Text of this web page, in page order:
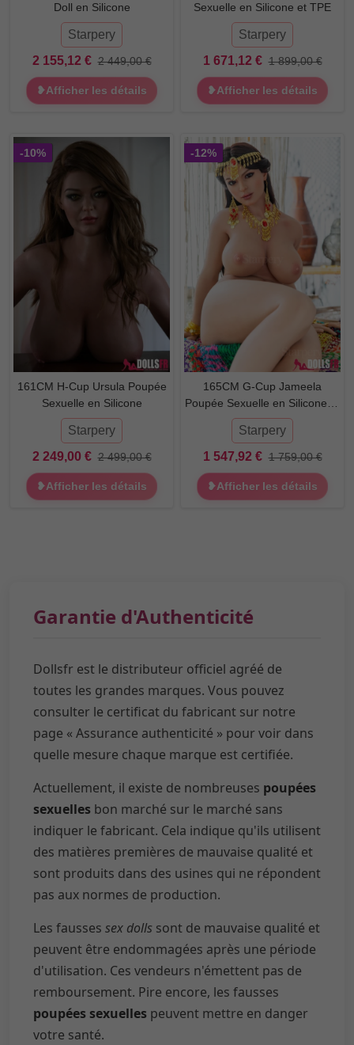
Doll en Silicone
Starpery
2 155,12 € 2 449,00 €
❥Afficher les détails
Sexuelle en Silicone et TPE
Starpery
1 671,12 € 1 899,00 €
❥Afficher les détails
-10%
161CM H-Cup Ursula Poupée
Sexuelle en Silicone
Starpery
2 249,00 € 2 499,00 €
❥Afficher les détails
-12%
165CM G-Cup Jameela
Poupée Sexuelle en Silicone et
TPE
Starpery
1 547,92 € 1 759,00 €
❥Afficher les détails
Garantie d'Authenticité
Dollsfr est le distributeur officiel agréé de
toutes les grandes marques. Vous pouvez
consulter le certificat du fabricant sur notre
page « Assurance authenticité » pour voir dans
quelle mesure chaque marque est certifiée.
Actuellement, il existe de nombreuses poupées
sexuelles bon marché sur le marché sans
indiquer le fabricant. Cela indique qu'ils utilisent
des matières premières de mauvaise qualité et
sont produits dans des usines qui ne répondent
pas aux normes de production.
Les fausses sex dolls sont de mauvaise qualité et
peuvent être endommagées après une période
d'utilisation. Ces vendeurs n'émettent pas de
remboursement. Pire encore, les fausses
poupées sexuelles peuvent mettre en danger
votre santé.